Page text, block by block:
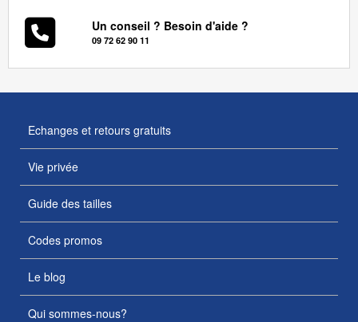
Un conseil ? Besoin d'aide ?
09 72 62 90 11
Echanges et retours gratuits
Vie privée
Guide des tailles
Codes promos
Le blog
Qui sommes-nous?